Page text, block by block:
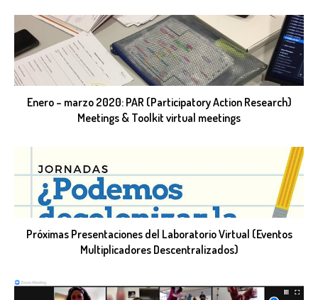
Enero – marzo 2020: PAR (Participatory Action Research)
Meetings & Toolkit virtual meetings
Próximas Presentaciones del Laboratorio Virtual (Eventos
Multiplicadores Descentralizados)